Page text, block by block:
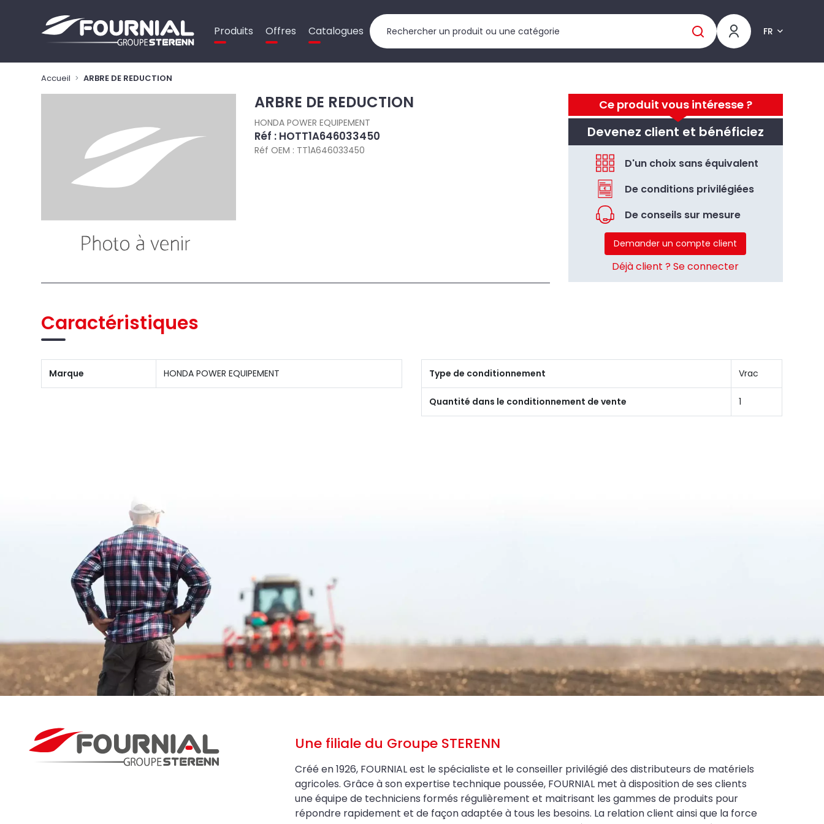
Produits Offres Catalogues FR
Accueil ARBRE DE REDUCTION
Ce produit vous intéresse ?
Devenez client et bénéficiez
D'un choix sans équivalent
De conditions privilégiées
De conseils sur mesure
Demander un compte client
Déjà client ? Se connecter
ARBRE DE REDUCTION
HONDA POWER EQUIPEMENT
Réf : HOTT1A646033450
Réf OEM : TT1A646033450
Caractéristiques
Marque HONDA POWER EQUIPEMENT Type de conditionnement Vrac
Quantité dans le conditionnement de vente 1
Une filiale du Groupe STERENN
Créé en 1926, FOURNIAL est le spécialiste et le conseiller privilégié des distributeurs de matériels
agricoles. Grâce à son expertise technique poussée, FOURNIAL met à disposition de ses clients
une équipe de techniciens formés régulièrement et maitrisant les gammes de produits pour
répondre rapidement et de façon adaptée à tous les besoins. La relation client ainsi que la force